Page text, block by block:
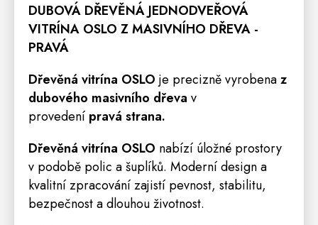
DUBOVÁ DŘEVĚNÁ JEDNODVEŘOVÁ
VITRÍNA OSLO Z MASIVNÍHO DŘEVA -
PRAVÁ
Dřevěná vitrína OSLO je precizně vyrobenaz
dubového masivního dřeva v
provedení pravá strana.
Dřevěná vitrína OSLO nabízí úložné prostory
v podobě polic a šuplíků. Moderní design a
kvalitní zpracování zajistí pevnost, stabilitu,
bezpečnost a dlouhou životnost.